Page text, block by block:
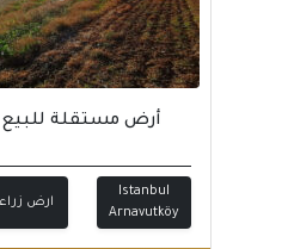
أرض مستقلة للبيع
Istanbul
Arnavutköy
ارض